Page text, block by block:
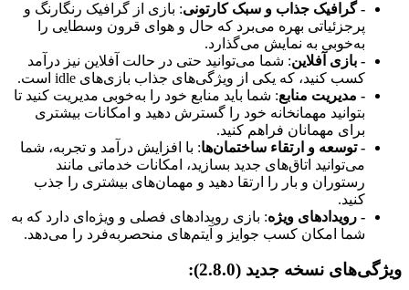
- گرافیک جذاب و سبک کارتونی: بازی از گرافیک رنگارنگ و
پرجزئیاتی بهره می‌برد که حال و هوای قرون وسطایی را
به‌خوبی به نمایش می‌گذارد.
- بازی آفلاین: شما می‌توانید حتی در حالت آفلاین نیز درآمد
کسب کنید، که یکی از ویژگی‌های جذاب بازی‌های idle است.
- مدیریت منابع: شما باید منابع خود را به‌خوبی مدیریت کنید تا
بتوانید مهمانخانه خود را گسترش دهید و امکانات بیشتری
برای مهمانان فراهم کنید.
- توسعه و ارتقاء ساختمان‌ها: با افزایش درآمد و تجربه، شما
می‌توانید اتاق‌های جدید بسازید، امکانات خدماتی مانند
رستوران و بار را ارتقا دهید و مهمان‌های بیشتری را جذب
کنید.
- رویدادهای ویژه: بازی رویدادهای فصلی و ویژه‌ای دارد که به
شما امکان کسب جوایز و آیتم‌های منحصربه‌فرد را می‌دهد.
ویژگی‌های نسخه جدید (2.8.0):